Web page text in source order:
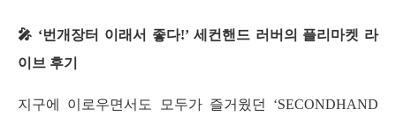
🎤 ‘번개장터 이래서 좋다!’ 세컨핸드 러버의 플리마켓 라
이브 후기
지구에 이로우면서도 모두가 즐거웠던 ‘SECONDHAND